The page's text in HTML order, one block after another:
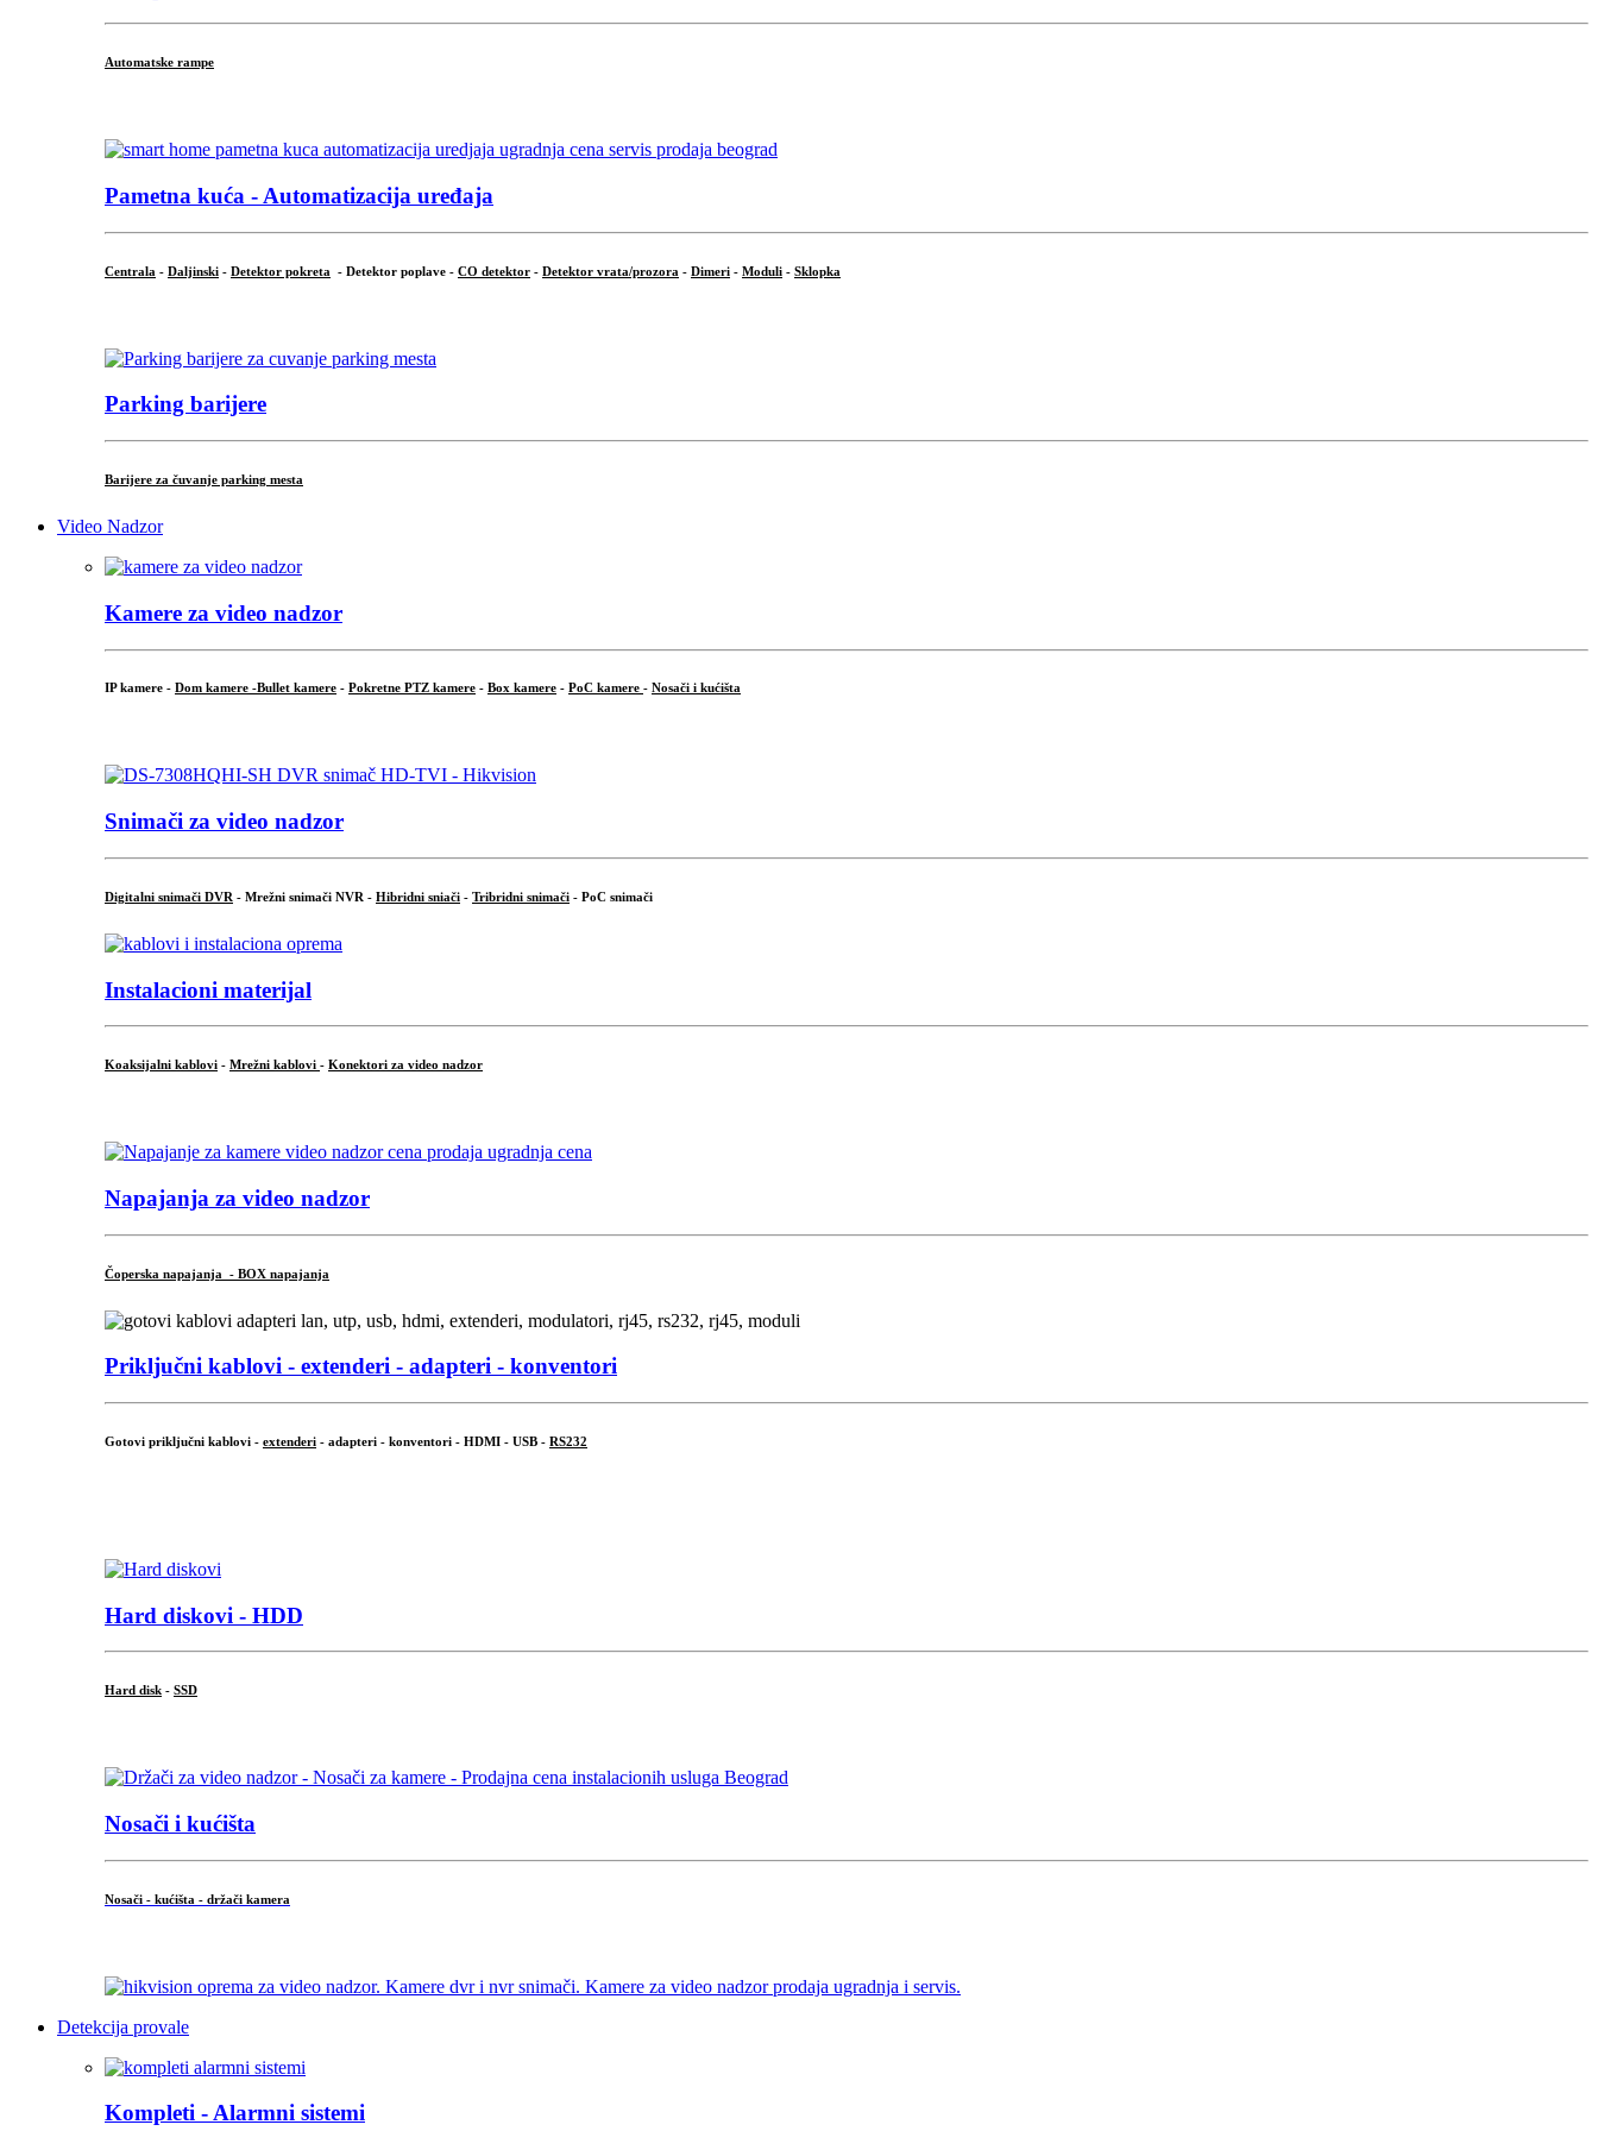
Automatske rampe
Pametna kuća - Automatizacija uređaja
Centrala - Daljinski - Detektor pokreta - Detektor poplave - CO detektor - Detektor vrata/prozora - Dimeri - Moduli - Sklopka
Parking barijere
Barijere za čuvanje parking mesta
Video Nadzor
Kamere za video nadzor
IP kamere - Dom kamere -Bullet kamere - Pokretne PTZ kamere - Box kamere - PoC kamere - Nosači i kućišta
Snimači za video nadzor
Digitalni snimači DVR - Mrežni snimači NVR - Hibridni sniači - Tribridni snimači - PoC snimači
Instalacioni materijal
Koaksijalni kablovi - Mrežni kablovi - Konektori za video nadzor
Napajanja za video nadzor
Čoperska napajanja - BOX napajanja
Priključni kablovi - extenderi - adapteri - konventori
Gotovi priključni kablovi - extenderi - adapteri - konventori - HDMI - USB - RS232
Hard diskovi - HDD
Hard disk - SSD
Nosači i kućišta
Nosači - kućišta - držači kamera
Detekcija provale
Kompleti - Alarmni sistemi